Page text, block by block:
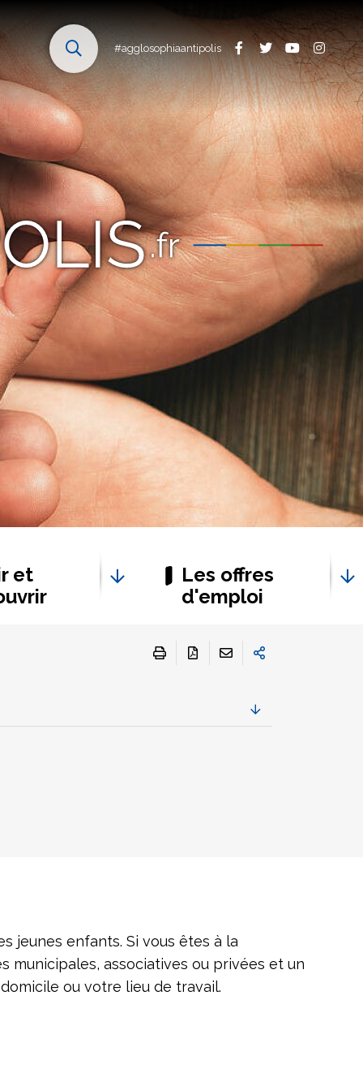
#agglosophiaantipolis
et
Les offres
d'emploi
jeunes enfants. Si vous êtes à la
municipales, associatives ou privées et un
ou votre lieu de travail.